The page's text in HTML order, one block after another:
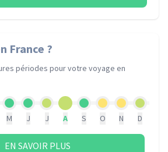
France ?
périodes pour votre voyage en
M J J A S O N D
EN SAVOIR PLUS